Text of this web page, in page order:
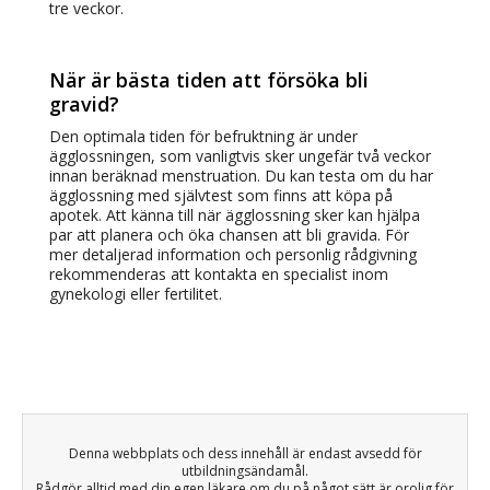
tre veckor.
När är bästa tiden att försöka bli
gravid?
Den optimala tiden för befruktning är under
ägglossningen, som vanligtvis sker ungefär två veckor
innan beräknad menstruation. Du kan testa om du har
ägglossning med självtest som finns att köpa på
apotek. Att känna till när ägglossning sker kan hjälpa
par att planera och öka chansen att bli gravida. För
mer detaljerad information och personlig rådgivning
rekommenderas att kontakta en specialist inom
gynekologi eller fertilitet.
Denna webbplats och dess innehåll är endast avsedd för
utbildningsändamål.